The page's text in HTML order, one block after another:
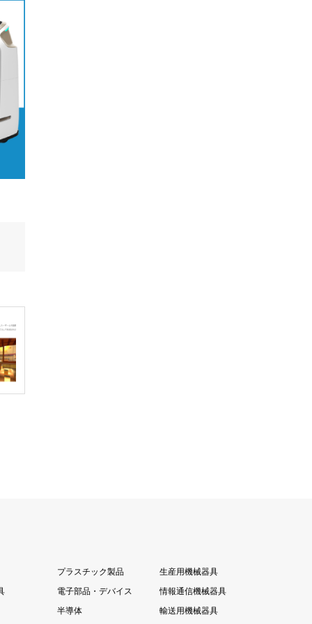
プラスチック製品
生産用機械器具
電子部品・デバイス
情報通信機械器具
半導体
輸送用機械器具